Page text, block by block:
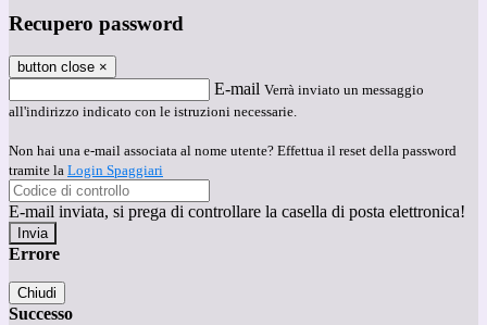
Recupero password
button close ×
E-mail Verrà inviato un messaggio
all'indirizzo indicato con le istruzioni necessarie.
Non hai una e-mail associata al nome utente? Effettua il reset della password
tramite la Login Spaggiari
E-mail inviata, si prega di controllare la casella di posta elettronica!
Errore
Chiudi
Successo